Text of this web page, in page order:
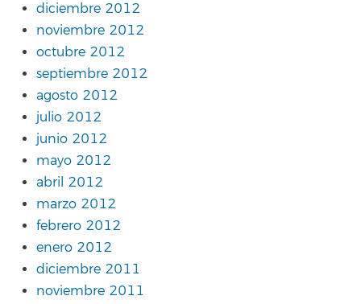
diciembre 2012
noviembre 2012
octubre 2012
septiembre 2012
agosto 2012
julio 2012
junio 2012
mayo 2012
abril 2012
marzo 2012
febrero 2012
enero 2012
diciembre 2011
noviembre 2011